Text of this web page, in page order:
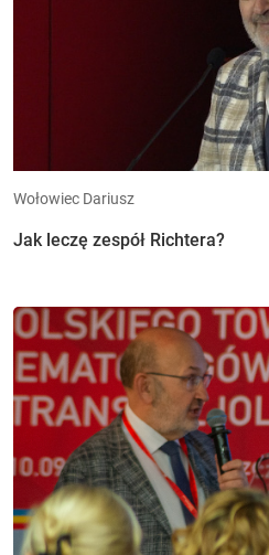
Wołowiec Dariusz
Jak leczę zespół Richtera?